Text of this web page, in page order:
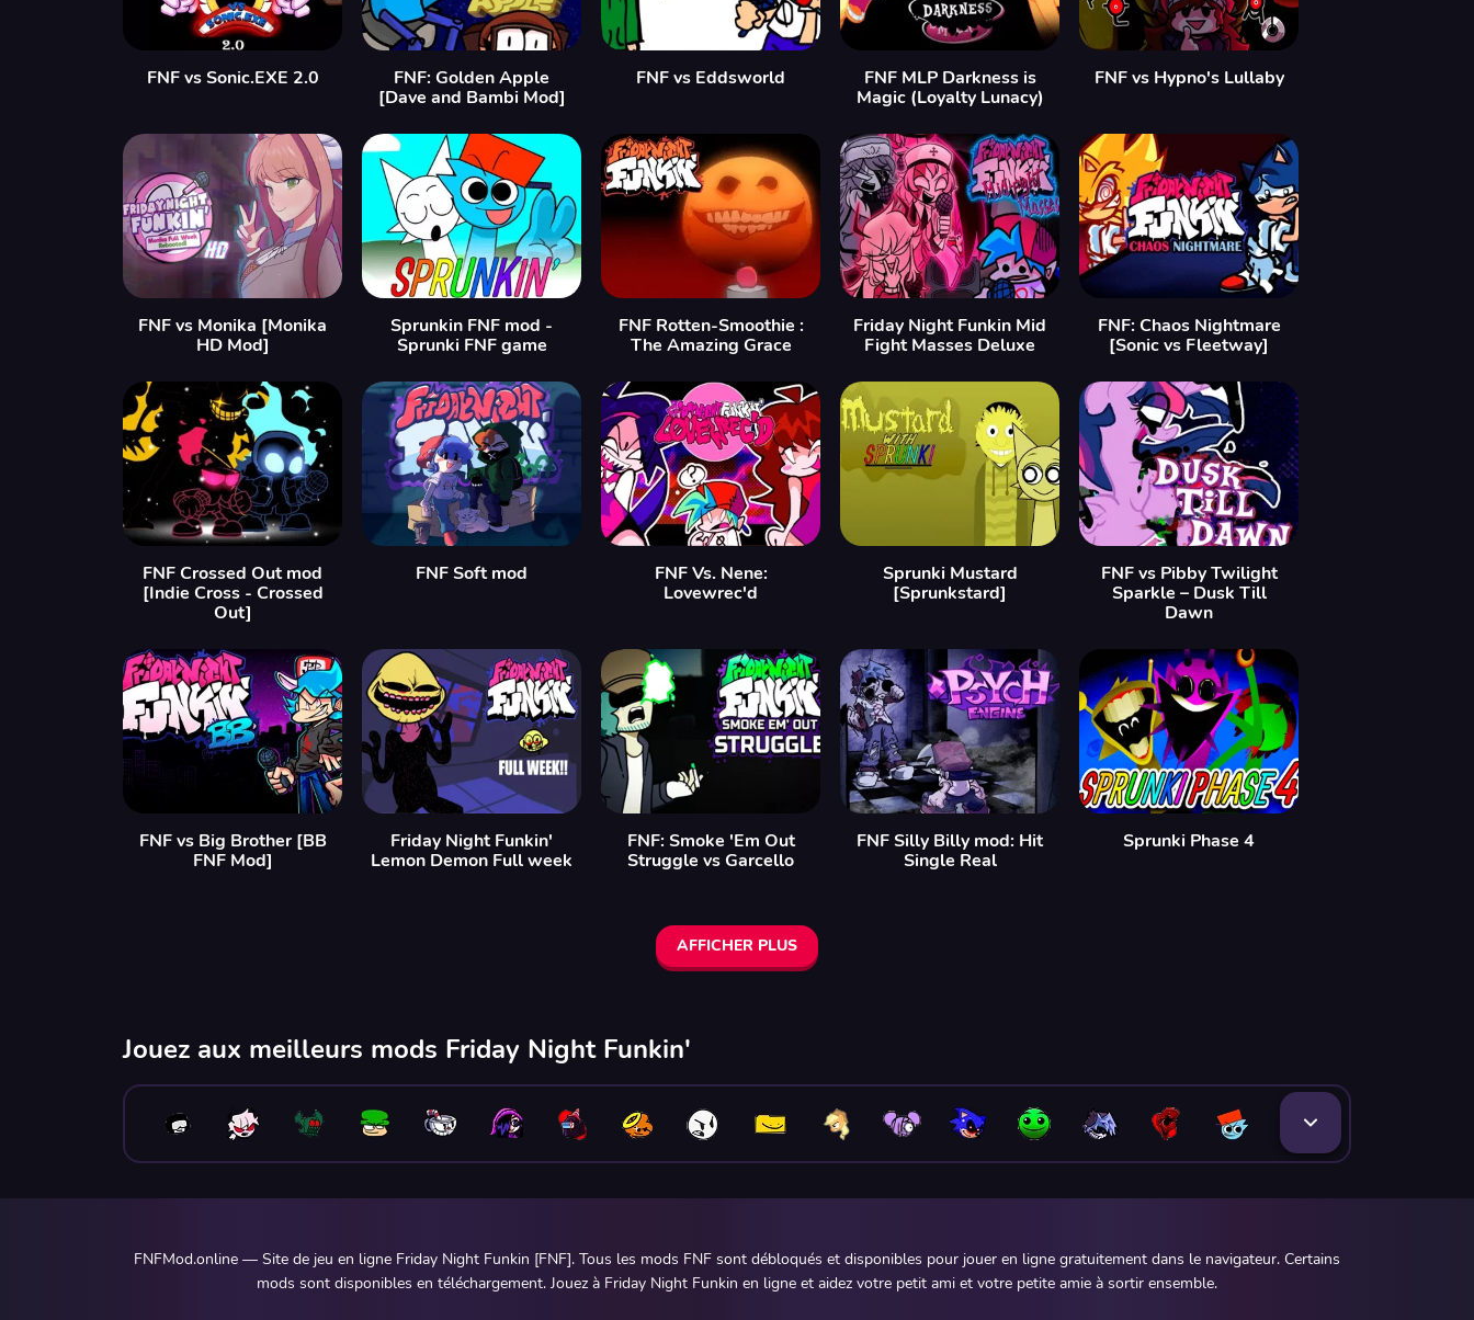
FNF vs Sonic.EXE 2.0
FNF: Golden Apple
[Dave and Bambi Mod]
FNF vs Eddsworld
FNF MLP Darkness is
Magic (Loyalty Lunacy)
FNF vs Hypno's Lullaby
FNF vs Monika [Monika
HD Mod]
Sprunkin FNF mod -
Sprunki FNF game
FNF Rotten-Smoothie :
The Amazing Grace
Friday Night Funkin Mid
Fight Masses Deluxe
FNF: Chaos Nightmare
[Sonic vs Fleetway]
FNF Crossed Out mod
[Indie Cross - Crossed
Out]
FNF Soft mod
FNF Vs. Nene:
Lovewrec'd
Sprunki Mustard
[Sprunkstard]
FNF vs Pibby Twilight
Sparkle – Dusk Till
Dawn
FNF vs Big Brother [BB
FNF Mod]
Friday Night Funkin'
Lemon Demon Full week
FNF: Smoke 'Em Out
Struggle vs Garcello
FNF Silly Billy mod: Hit
Single Real
Sprunki Phase 4
AFFICHER PLUS
Jouez aux meilleurs mods Friday Night Funkin'
FNFMod.online — Site de jeu en ligne Friday Night Funkin [FNF]. Tous les mods FNF sont débloqués et disponibles pour jouer en ligne gratuitement dans le navigateur. Certains
mods sont disponibles en téléchargement. Jouez à Friday Night Funkin en ligne et aidez votre petit ami et votre petite amie à sortir ensemble.